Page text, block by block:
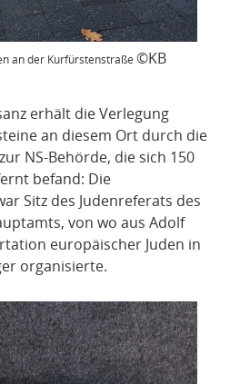
an der Kurfürstenstraße ©KB
erhält die Verlegung
an diesem Ort durch die
NS-Behörde, die sich 150
befand: Die
Sitz des Judenreferats des
von wo aus Adolf
europäischer Juden in
organisierte.